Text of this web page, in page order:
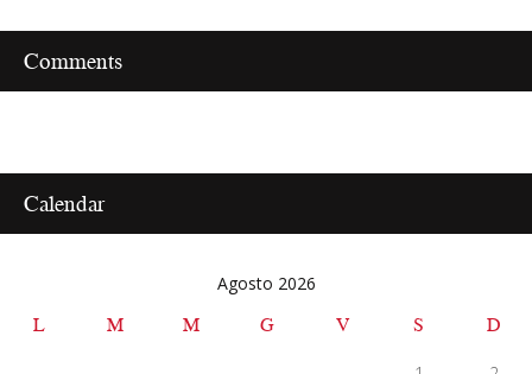
Comments
Calendar
Agosto 2026
L M M G V S D